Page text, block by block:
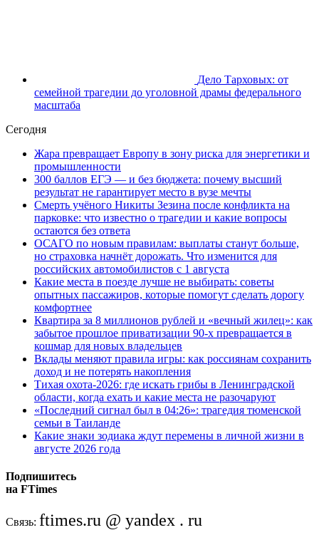
Дело Тарховых: от
семейной трагедии до уголовной драмы федерального
масштаба
Сегодня
Жара превращает Европу в зону риска для энергетики и
промышленности
300 баллов ЕГЭ — и без бюджета: почему высший
результат не гарантирует место в вузе мечты
Смерть учёного Никиты Зезина после конфликта на
парковке: что известно о трагедии и какие вопросы
остаются без ответа
ОСАГО по новым правилам: выплаты станут больше,
но страховка начнёт дорожать. Что изменится для
российских автомобилистов с 1 августа
Какие места в поезде лучше не выбирать: советы
опытных пассажиров, которые помогут сделать дорогу
комфортнее
Квартира за 8 миллионов рублей и «вечный жилец»: как
забытое прошлое приватизации 90-х превращается в
кошмар для новых владельцев
Вклады меняют правила игры: как россиянам сохранить
доход и не потерять накопления
Тихая охота-2026: где искать грибы в Ленинградской
области, когда ехать и какие места не разочаруют
«Последний сигнал был в 04:26»: трагедия тюменской
семьи в Таиланде
Какие знаки зодиака ждут перемены в личной жизни в
августе 2026 года
Подпишитесь
на FTimes
Связь: ftimes.ru @ yandex . ru